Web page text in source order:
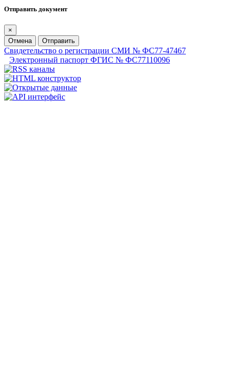
Отправить документ
×
Отмена
Отправить
Свидетельство о регистрации СМИ № ФС77-47467
Электронный паспорт ФГИС № ФС77110096